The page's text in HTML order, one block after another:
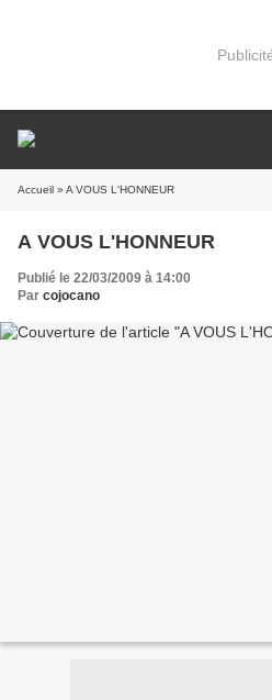
Accueil » A VOUS L'HONNEUR
A VOUS L'HONNEUR
Publié le 22/03/2009 à 14:00
Par cojocano